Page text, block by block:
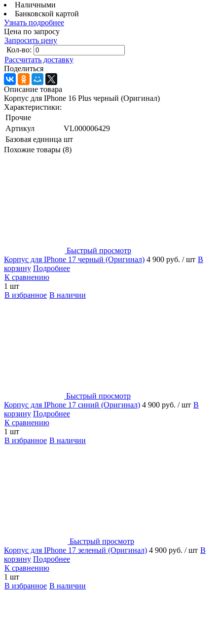
Наличными
Банковской картой
Узнать подробнее
Цена по запросу
Запросить цену
Кол-во:
Рассчитать доставку
Поделиться
Описание товара
Корпус для IPhone 16 Plus черный (Оригинал)
Характеристики:
Прочие
Артикул
VL000006429
Базовая единица шт
Похожие товары (8)
Быстрый просмотр
Корпус для IPhone 17 черный (Оригинал) 4 900 руб. / шт В
корзину Подробнее
К сравнению
1 шт
В избранное В наличии
Быстрый просмотр
Корпус для IPhone 17 синий (Оригинал) 4 900 руб. / шт В
корзину Подробнее
К сравнению
1 шт
В избранное В наличии
Быстрый просмотр
Корпус для IPhone 17 зеленый (Оригинал) 4 900 руб. / шт В
корзину Подробнее
К сравнению
1 шт
В избранное В наличии